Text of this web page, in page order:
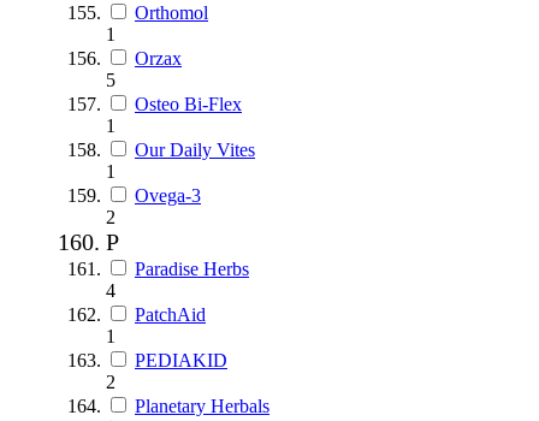
Orthomol
1
Orzax
5
Osteo Bi-Flex
1
Our Daily Vites
1
Ovega-3
2
P
Paradise Herbs
4
PatchAid
1
PEDIAKID
2
Planetary Herbals